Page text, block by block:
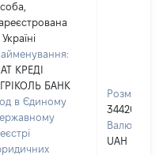
Україні
КРЕДІ
БАНК
в Єдиному
Розмір:
344204
Валюта:
UAH